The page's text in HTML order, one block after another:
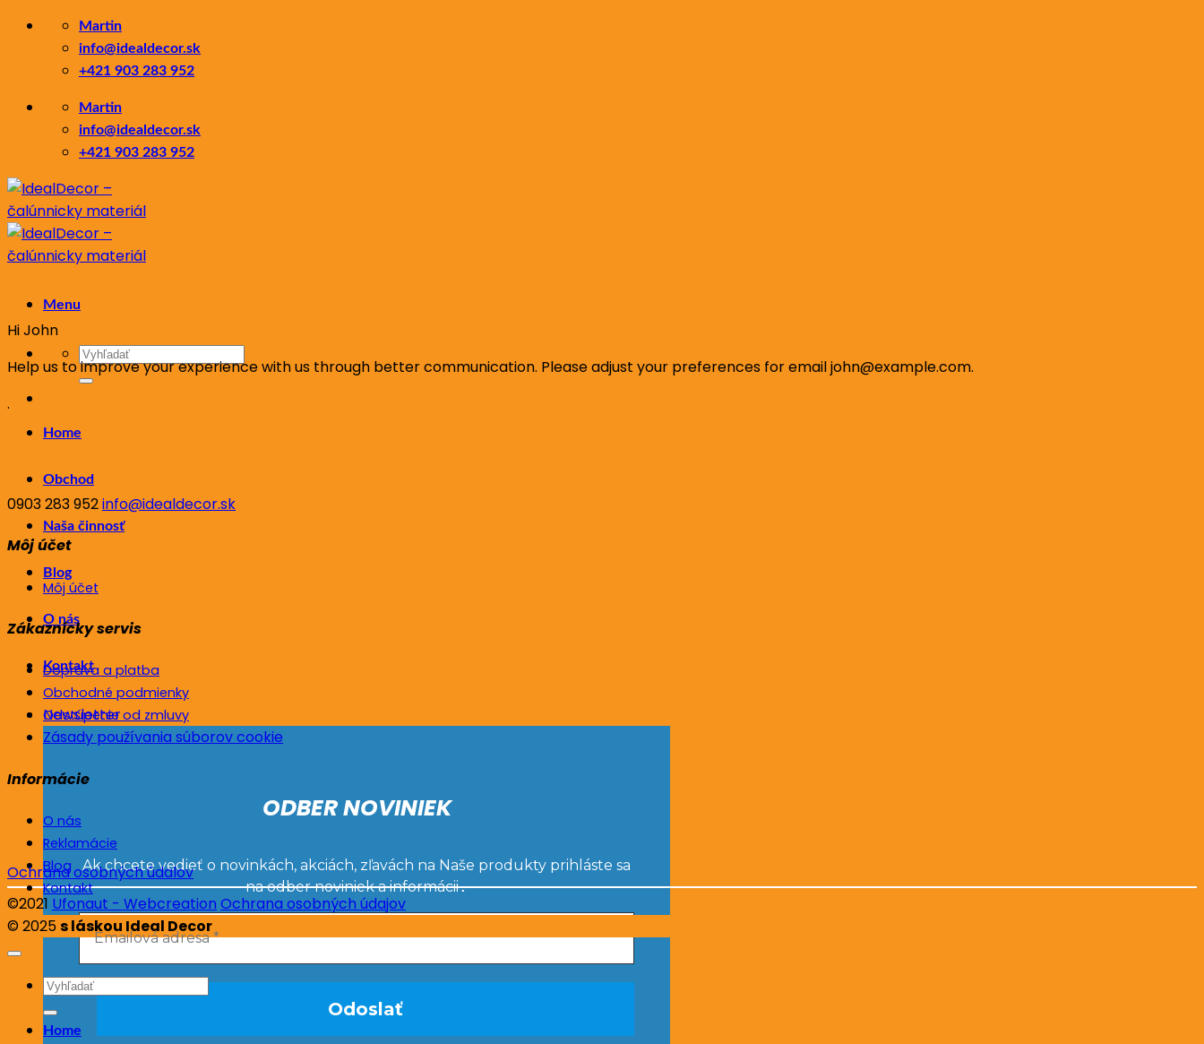
Skip
content
Martin
info@idealdecor.sk
+421 903 283 952
Martin
info@idealdecor.sk
+421 903 283 952
Menu
Hľadať:
Home
Obchod
Naša činnosť
Blog
O nás
Kontakt
Newsletter
ODBER NOVINIEK
Ak chcete vedieť o novinkách, akciách, zľavách na Naše produkty prihláste sa
na odber noviniek a informácii.
HiJohn
Help us to improve your experience with us through better communication. Please adjust your preferences for emailjohn@example.com.
.
0903 283 952info@idealdecor.sk
Môj účet
Môj účet
Zákaznícky servis
Doprava a platba
Obchodné podmienky
Odstúpenie od zmluvy
Zásady používania súborov cookie
Informácie
O nás
Reklamácie
Blog
Kontakt
Ochrana osobných údalov
©2021 Ufonaut - Webcreation Ochrana osobných údajov
© 2025s láskou Ideal Decor
Hľadať:
Home